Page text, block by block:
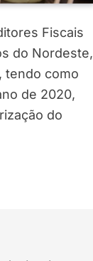
Fiscais
do Nordeste,
tendo como
de 2020,
do